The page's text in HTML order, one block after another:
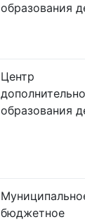
образования
Центр
образования
бюджетное